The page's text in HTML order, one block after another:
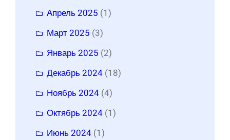
Апрель 2025 (1)
Март 2025 (3)
Январь 2025 (2)
Декабрь 2024 (18)
Ноябрь 2024 (4)
Октябрь 2024 (1)
Июнь 2024 (1)